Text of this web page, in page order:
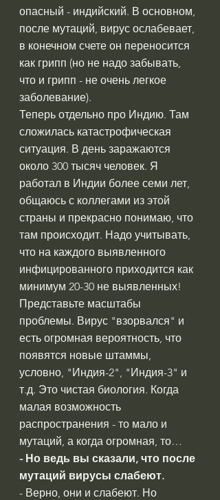
опасный - индийский. В основном,
после мутаций, вирус ослабевает,
в конечном счете он переносится
как грипп (но не надо забывать,
что и грипп - не очень легкое
заболевание).
Теперь отдельно про Индию. Там
сложилась катастрофическая
ситуация. В день заражаются
около 300 тысяч человек. Я
работал в Индии более семи лет,
общаюсь с коллегами из этой
страны и прекрасно понимаю, что
там происходит. Надо учитывать,
что на каждого выявленного
инфицированного приходится как
минимум 20-30 не выявленных!
Представьте масштабы
проблемы. Вирус "взорвался" и
есть огромная вероятность, что
появятся новые штаммы,
условно, "Индия-2", "Индия-3" и
т.д. Это чистая биология. Когда
малая возможность
распространения - то мало и
мутаций, а когда огромная, то…
- Но ведь вы сказали, что после
мутаций вирусы слабеют.
- Верно, они и слабеют. Но